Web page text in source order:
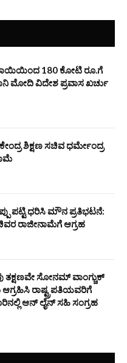
180 ಕೋಟಿ ರೂ.ಗೆ
ಮೋದಿ ವಿದೇಶ ಪ್ರವಾಸ ಖರ್ಚು
ಶಿಕ್ಷಣ ಸಚಿವ ಧರ್ಮೇಂದ್ರ
ಪಟ್ಟಿ ಧರಿಸಿ ಮೌನ ಪ್ರತಿಭಟನೆ:
ರಾಜೀನಾಮೆಗೆ ಆಗ್ರಹ
ತಕ್ಷಣವೇ ಸೋನಮ್ ವಾಂಗ್ಚುಕ್
ರಾಷ್ಟ್ರಪತಿಯವರಿಗೆ
ಆನ್‌ ಲೈನ್ ಸಹಿ ಸಂಗ್ರಹ